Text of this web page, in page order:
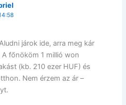
járok ide, arra meg kár
A főnököm 1 millió won
(kb. 210 ezer HUF) és
Nem érzem az ár –